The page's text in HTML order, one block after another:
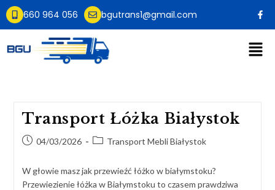
660 964 056 bgutrans1@gmail.com
Transport Łóżka Białystok
04/03/2026 Transport Mebli Białystok
W głowie masz jak przewieźć łóżko w białymstoku?
Przewiezienie łóżka w Białymstoku to czasem prawdziwa